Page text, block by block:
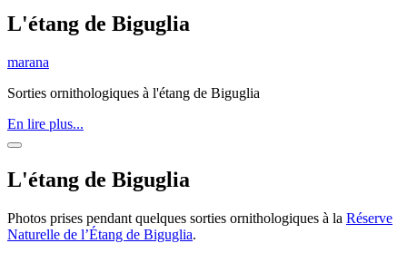
L'étang de Biguglia
marana
Sorties ornithologiques à l'étang de Biguglia
En lire plus...
L'étang de Biguglia
Photos prises pendant quelques sorties ornithologiques à la Réserve
Naturelle de l’Étang de Biguglia.